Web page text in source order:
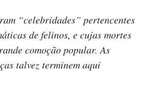
“celebridades” pertencentes
de felinos, e cujas mortes
comoção popular. As
talvez terminem aqui